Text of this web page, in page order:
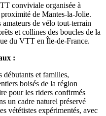
conviviale organisée à
de Mantes-la-Jolie.
amateurs de vélo tout-terrain
et collines des boucles de la
du VTT en Île-de-France.
:
et familles,
boisés de la région
pour les riders confirmés
un cadre naturel préservé
vététistes expérimentés, avec